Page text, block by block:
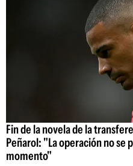
Fin de la novela de la
Peñarol: "La operación no se
momento"